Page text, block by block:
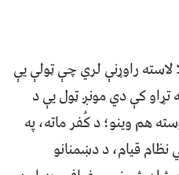
راوړنې لري چې ټولې یې
تړاو کې دي مونږ ټول یې د
هم وینو؛ د کُفر ماته، په
قیام، د دښمنانو